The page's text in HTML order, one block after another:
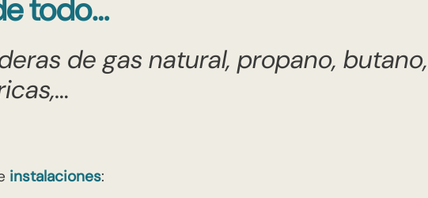
todo…
de gas natural, propano, butano,
instalaciones: